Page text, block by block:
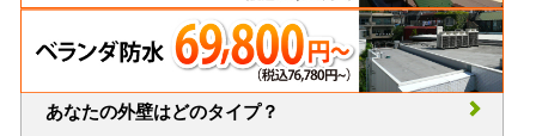
あなたの外壁はどのタイプ？